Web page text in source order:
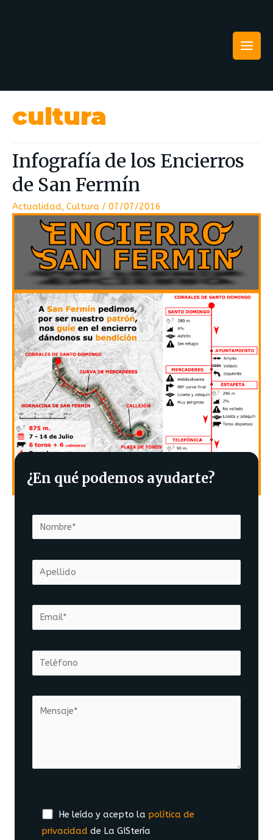
cultura
Infografía de los Encierros
de San Fermín
Actualidad, Cultura / 07/07/2016
¿En qué podemos ayudarte?
He leído y acepto la política de
privacidad de La GIStería